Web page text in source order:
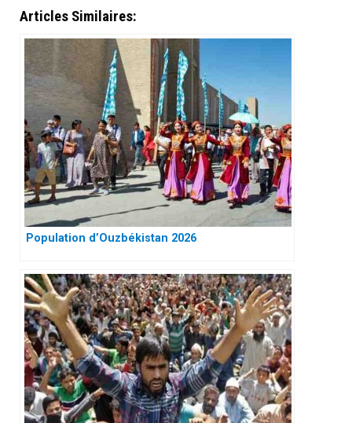
Articles Similaires:
Population d’Ouzbékistan 2026